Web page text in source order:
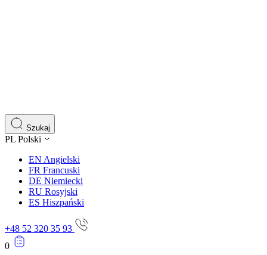
Szukaj
PL Polski
EN Angielski
FR Francuski
DE Niemiecki
RU Rosyjski
ES Hiszpański
+48 52 320 35 93
0